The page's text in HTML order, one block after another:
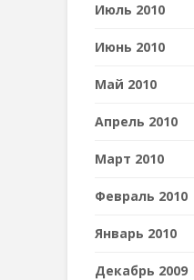
Июль 2010
Июнь 2010
Май 2010
Апрель 2010
Март 2010
Февраль 2010
Январь 2010
Декабрь 2009